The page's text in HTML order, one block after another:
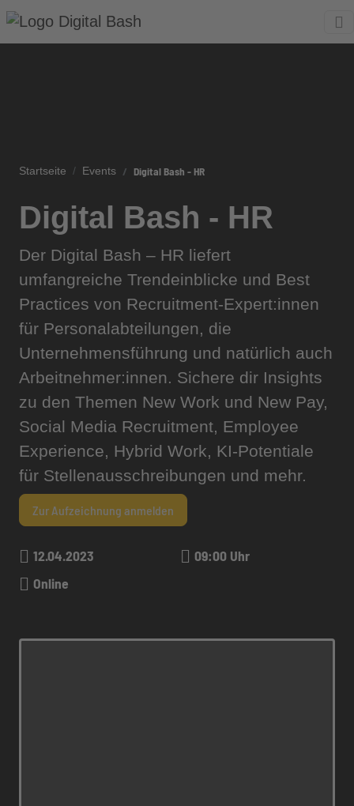
Startseite Events Digital Bash - HR
Digital Bash - HR
Der Digital Bash – HR liefert
umfangreiche Trendeinblicke und Best
Practices von Recruitment-Expert:innen
für Personalabteilungen, die
Unternehmensführung und natürlich auch
Arbeitnehmer:innen. Sichere dir Insights
zu den Themen New Work und New Pay,
Social Media Recruitment, Employee
Experience, Hybrid Work, KI-Potentiale
für Stellenausschreibungen und mehr.
Zur Aufzeichnung anmelden
12.04.2023
09:00 Uhr
Online